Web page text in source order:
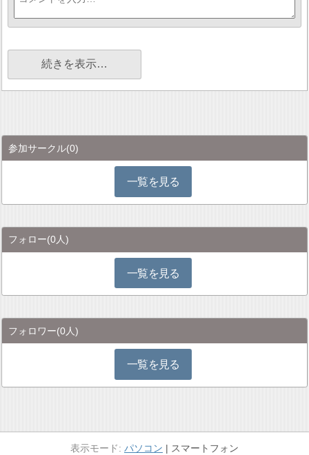
続きを表示…
参加サークル(0)
一覧を見る
フォロー(0人)
一覧を見る
フォロワー(0人)
一覧を見る
パソコン スマートフォン